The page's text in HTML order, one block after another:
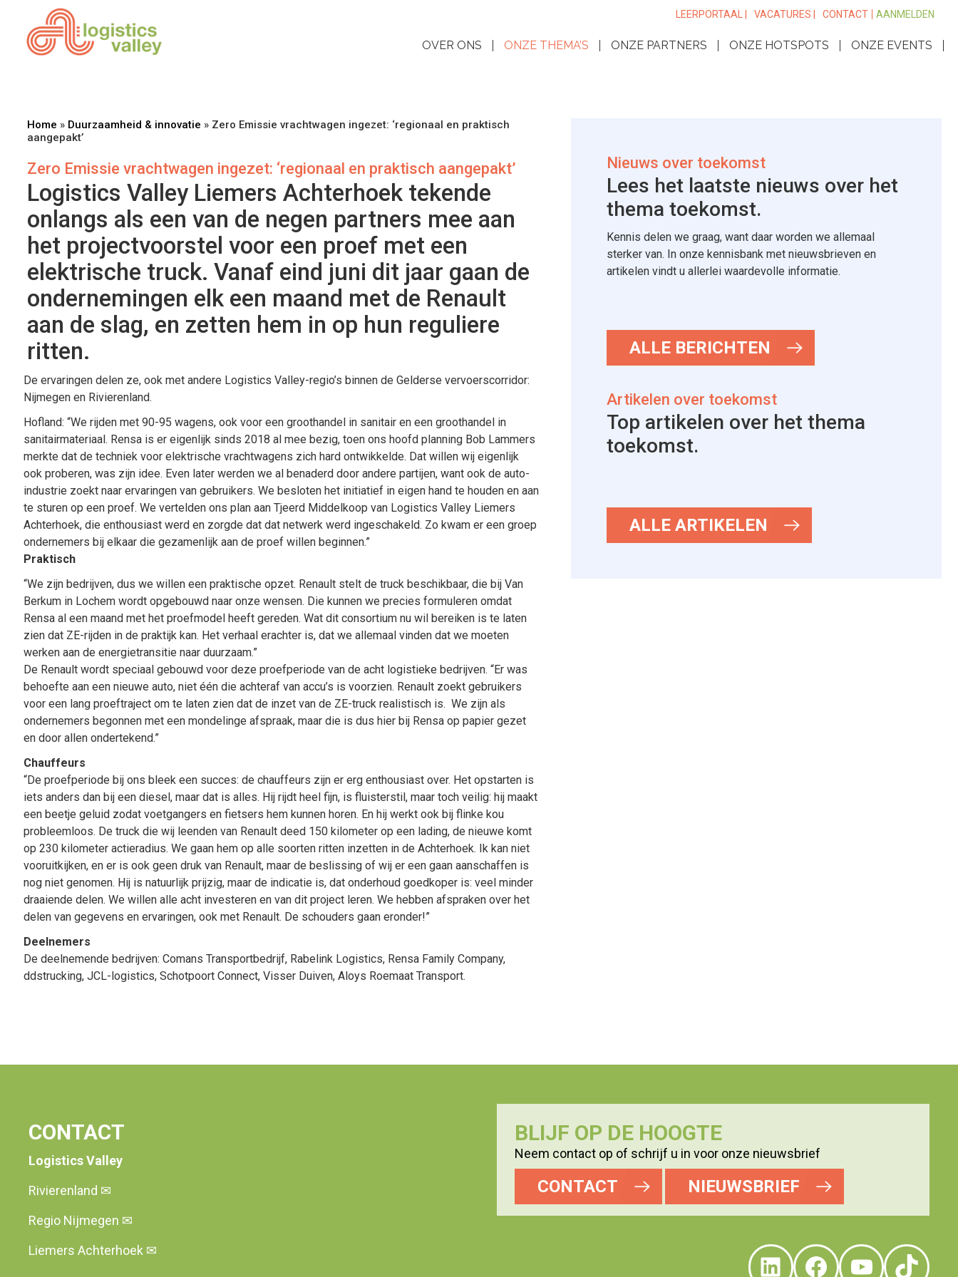
LEERPORTAAL | VACATURES | CONTACT AANMELDEN
OVER ONS ONZE THEMA’S ONZE PARTNERS ONZE HOTSPOTS ONZE EVENTS
Home » Duurzaamheid & innovatie » Zero Emissie vrachtwagen ingezet: ‘regionaal en praktisch
aangepakt’
Zero Emissie vrachtwagen ingezet: ‘regionaal en praktisch aangepakt’
Logistics Valley Liemers Achterhoek tekende
onlangs als een van de negen partners mee aan
het projectvoorstel voor een proef met een
elektrische truck. Vanaf eind juni dit jaar gaan de
ondernemingen elk een maand met de Renault
aan de slag, en zetten hem in op hun reguliere
ritten.
De ervaringen delen ze, ook met andere Logistics Valley-regio’s binnen de Gelderse vervoerscorridor:
Nijmegen en Rivierenland.
Hofland: “We rijden met 90-95 wagens, ook voor een groothandel in sanitair en een groothandel in
sanitairmateriaal. Rensa is er eigenlijk sinds 2018 al mee bezig, toen ons hoofd planning Bob Lammers
merkte dat de techniek voor elektrische vrachtwagens zich hard ontwikkelde. Dat willen wij eigenlijk
ook proberen, was zijn idee. Even later werden we al benaderd door andere partijen, want ook de auto-
industrie zoekt naar ervaringen van gebruikers. We besloten het initiatief in eigen hand te houden en aan
te sturen op een proef. We vertelden ons plan aan Tjeerd Middelkoop van Logistics Valley Liemers
Achterhoek, die enthousiast werd en zorgde dat dat netwerk werd ingeschakeld. Zo kwam er een groep
ondernemers bij elkaar die gezamenlijk aan de proef willen beginnen.”
Praktisch
“We zijn bedrijven, dus we willen een praktische opzet. Renault stelt de truck beschikbaar, die bij Van
Berkum in Lochem wordt opgebouwd naar onze wensen. Die kunnen we precies formuleren omdat
Rensa al een maand met het proefmodel heeft gereden. Wat dit consortium nu wil bereiken is te laten
zien dat ZE-rijden in de praktijk kan. Het verhaal erachter is, dat we allemaal vinden dat we moeten
werken aan de energietransitie naar duurzaam.”
De Renault wordt speciaal gebouwd voor deze proefperiode van de acht logistieke bedrijven. “Er was
behoefte aan een nieuwe auto, niet één die achteraf van accu’s is voorzien. Renault zoekt gebruikers
voor een lang proeftraject om te laten zien dat de inzet van de ZE-truck realistisch is. We zijn als
ondernemers begonnen met een mondelinge afspraak, maar die is dus hier bij Rensa op papier gezet
en door allen ondertekend.”
Chauffeurs
“De proefperiode bij ons bleek een succes: de chauffeurs zijn er erg enthousiast over. Het opstarten is
iets anders dan bij een diesel, maar dat is alles. Hij rijdt heel fijn, is fluisterstil, maar toch veilig: hij maakt
een beetje geluid zodat voetgangers en fietsers hem kunnen horen. En hij werkt ook bij flinke kou
probleemloos. De truck die wij leenden van Renault deed 150 kilometer op een lading, de nieuwe komt
op 230 kilometer actieradius. We gaan hem op alle soorten ritten inzetten in de Achterhoek. Ik kan niet
vooruitkijken, en er is ook geen druk van Renault, maar de beslissing of wij er een gaan aanschaffen is
nog niet genomen. Hij is natuurlijk prijzig, maar de indicatie is, dat onderhoud goedkoper is: veel minder
draaiende delen. We willen alle acht investeren en van dit project leren. We hebben afspraken over het
delen van gegevens en ervaringen, ook met Renault. De schouders gaan eronder!”
Deelnemers
De deelnemende bedrijven: Comans Transportbedrijf, Rabelink Logistics, Rensa Family Company,
ddstrucking, JCL-logistics, Schotpoort Connect, Visser Duiven, Aloys Roemaat Transport.
Nieuws over toekomst
Lees het laatste nieuws over het
thema toekomst.
Kennis delen we graag, want daar worden we allemaal
sterker van. In onze kennisbank met nieuwsbrieven en
artikelen vindt u allerlei waardevolle informatie.
ALLE BERICHTEN
Artikelen over toekomst
Top artikelen over het thema
toekomst.
ALLE ARTIKELEN
CONTACT
Logistics Valley
Rivierenland ✉
Regio Nijmegen ✉
Liemers Achterhoek ✉
BLIJF OP DE HOOGTE
Neem contact op of schrijf u in voor onze nieuwsbrief
CONTACT NIEUWSBRIEF
LinkedIn
Facebook
YouTube